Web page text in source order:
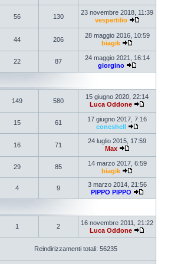
56 130
23 novembre 2018, 11:39
vespertilio
44 206
28 maggio 2016, 10:59
biagik
22 87
24 maggio 2021, 16:14
giorgino
149 580
15 giugno 2020, 22:14
Luca Oddone
15 61
17 giugno 2017, 7:16
coneshell
16 71
24 luglio 2015, 17:59
Max
29 85
14 marzo 2017, 6:59
biagik
4 9
3 marzo 2014, 21:56
PIPPO PIPPO
1 2
16 novembre 2011, 21:22
Luca Oddone
Reindirizzamenti totali: 56235